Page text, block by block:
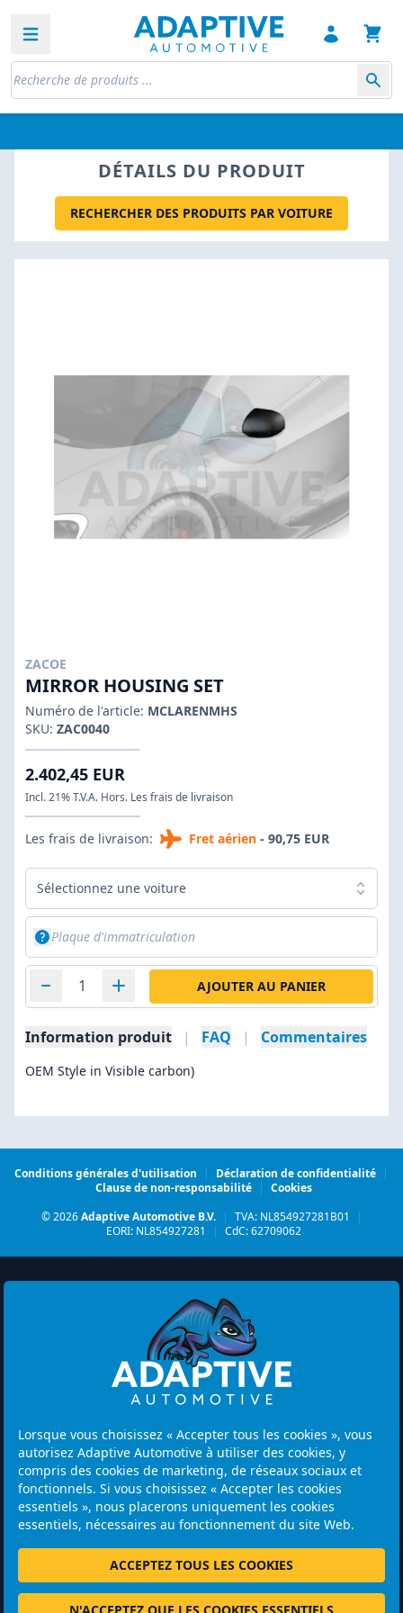
Lorsque vous choisissez « Accepter tous les cookies », vous
autorisez Adaptive Automotive à utiliser des cookies, y
compris des cookies de marketing, de réseaux sociaux et
fonctionnels. Si vous choisissez « Accepter les cookies
essentiels », nous placerons uniquement les cookies
essentiels, nécessaires au fonctionnement du site Web.
ACCEPTEZ TOUS LES COOKIES
Open sidebar
DÉTAILS DU PRODUIT
RECHERCHER DES PRODUITS PAR VOITURE
ZACOE
MIRROR HOUSING SET
Numéro de l'article: MCLARENMHS
SKU: ZAC0040
2.402,45 EUR
Incl. 21% T.V.A. Hors. Les frais de livraison
Les frais de livraison: Fret aérien - 90,75 EUR
Sélectionnez une voiture
AJOUTER AU PANIER
Information produit | FAQ | Commentaires
OEM Style in Visible carbon)
Conditions générales d'utilisation | Déclaration de confidentialité |
Clause de non-responsabilité
| Cookies
© 2026Adaptive Automotive B.V. | TVA: NL854927281B01
|
EORI: NL854927281
| CdC: 62709062
Watermolen 29
Netherlands
Heures d'ouverture:
Attention : les visites se font uniquement sur rendez-vous.
+31 46 202 1131